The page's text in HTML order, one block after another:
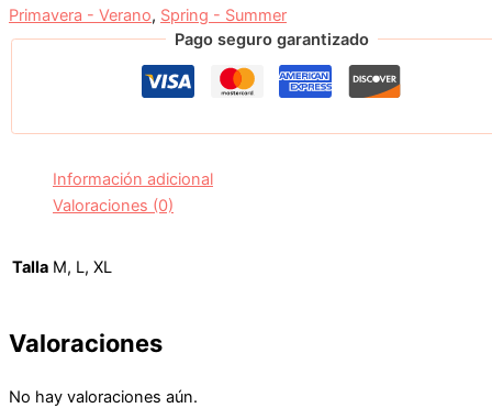
Primavera - Verano, Spring - Summer
Pago seguro garantizado
Información adicional
Valoraciones (0)
Talla M, L, XL
Valoraciones
No hay valoraciones aún.